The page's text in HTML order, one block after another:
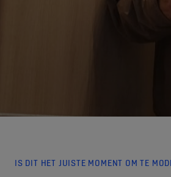
IS DIT HET JUISTE MOMENT OM TE